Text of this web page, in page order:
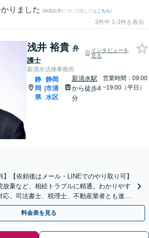
りました (検索結果について詳しくは こちら)
3件中 1-3件を表示
浅井 裕貴 弁
護士
インタビューを
見る
新清水法律事務所
静
岡
県
|
静岡
市清
水区
新清水駅
から徒歩4
分
営業時間：09:00
~19:00（平日）
】【依頼後はメール・LINEでのやり取り可】
放棄など、相続トラブルに精通。わかりやす
応。司法書士、税理士、不動産業者とも連携
サポート【完全個室相談】
料金表を見る